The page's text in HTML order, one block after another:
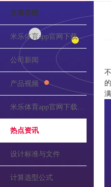
文章导航
米乐体育app官网下载的介绍
公司新闻
产品视频
米乐体育app官网下载的公告
热点资讯
设计标准与文件
计算选型公式